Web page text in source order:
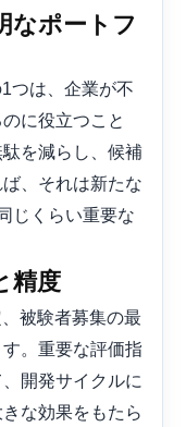
なポートフ
つは、企業が不
に役立つこと
を減らし、候補
、それは新たな
じくらい重要な
精度
被験者募集の最
。重要な評価指
開発サイクルに
な効果をもたら